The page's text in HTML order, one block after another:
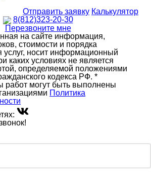
Отправить заявку Калькулятор
8(812)323-20-30
Перезвоните мне
на сайте информация,
стоимости и порядка
услуг, носит информационный
каких условиях не является
определяемой положениями
кодекса РФ. *
работ могут быть выполнены
Политика